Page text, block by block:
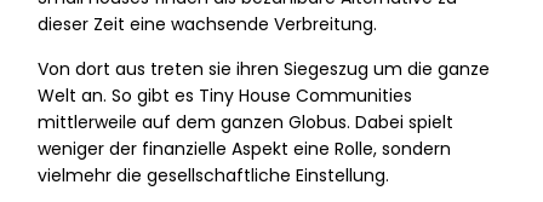
dieser Zeit eine wachsende Verbreitung.
Von dort aus treten sie ihren Siegeszug um die ganze
Welt an. So gibt es Tiny House Communities
mittlerweile auf dem ganzen Globus. Dabei spielt
weniger der finanzielle Aspekt eine Rolle, sondern
vielmehr die gesellschaftliche Einstellung.